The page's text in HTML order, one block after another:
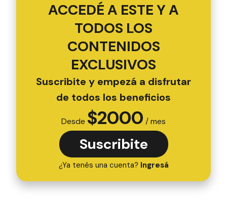
ACCEDÉ A ESTE Y A
TODOS LOS
CONTENIDOS
EXCLUSIVOS
Suscribite y empezá a disfrutar
de todos los beneficios
Desde $2000 / mes
Suscribite
¿Ya tenés una cuenta? Ingresá